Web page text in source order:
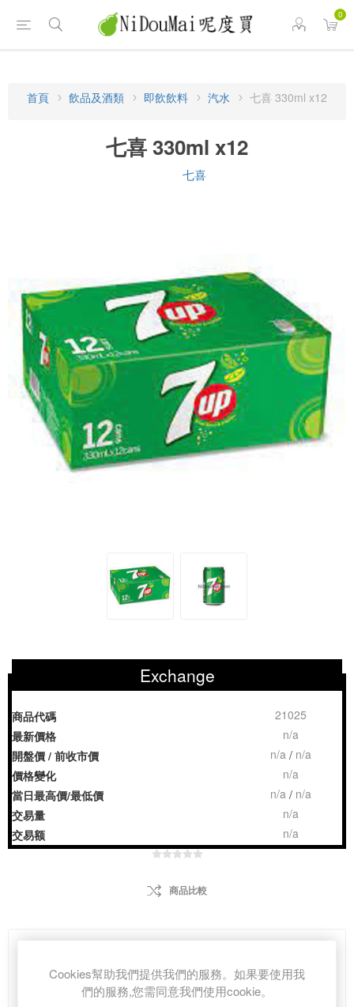
0
首頁 飲品及酒類 即飲飲料 汽水 七喜 330ml x12
七喜 330ml x12
七喜
Exchange
商品代碼
21025
最新價格
n/a
開盤價 / 前收市價
n/a / n/a
價格變化
n/a
當日最高價/最低價
n/a / n/a
交易量
n/a
交易额
n/a
商品比較
Cookies幫助我們提供我們的服務。如果要使用我
們的服務,您需同意我們使用cookie。